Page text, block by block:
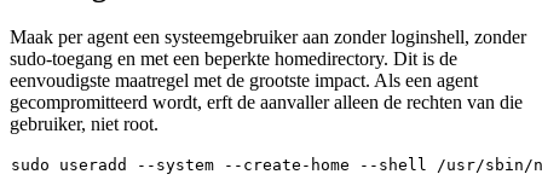
Maak per agent een systeemgebruiker aan zonder loginshell, zonder
sudo-toegang en met een beperkte homedirectory. Dit is de
eenvoudigste maatregel met de grootste impact. Als een agent
gecompromitteerd wordt, erft de aanvaller alleen de rechten van die
gebruiker, niet root.
sudo